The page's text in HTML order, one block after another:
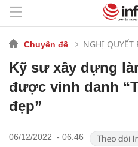
Chuyên đề NGHỊ QUYẾT
Kỹ sư xây dựng
được vinh danh
đẹp”
06/12/2022 - 06:46